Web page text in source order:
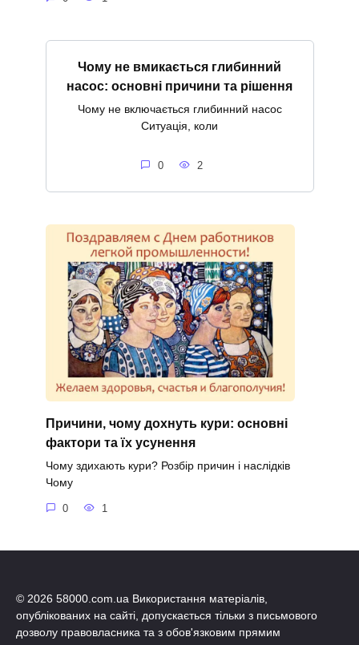
Чому не вмикається глибинний
насос: основні причини та рішення
Чому не включається глибинний насос
Ситуація, коли
0 2
Причини, чому дохнуть кури: основні
фактори та їх усунення
Чому здихають кури? Розбір причин і наслідків
Чому
0 1
© 2026 58000.com.ua Використання матеріалів,
опублікованих на сайті, допускається тільки з письмового
дозволу правовласника та з обов'язковим прямим